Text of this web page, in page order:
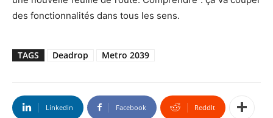
des fonctionnalités dans tous les sens.
TAGS Deadrop Metro 2039
Linkedin Facebook ReddIt